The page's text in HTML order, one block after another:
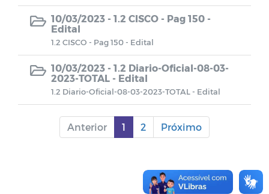
0002/2022
0003/2022
0004/2022
0005/2022
0006/2022
PP 002/2022
10/03/2023 - 1.2 CISCO - Pag 150 -
Edital
1.2 CISCO - Pag 150 - Edital
10/03/2023 - 1.2 Diario-Oficial-08-03-
2023-TOTAL - Edital
1.2 Diario-Oficial-08-03-2023-TOTAL - Edital
Anterior 1 2 Próximo